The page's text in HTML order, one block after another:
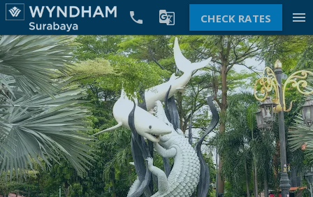
  CHECK RATES menu